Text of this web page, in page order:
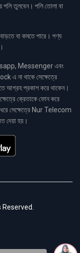
পলি তুলবেন। পলি তোলা বা
বা কমতে পারে। পণ্য
Messenger এবং
এ না থাকে সেক্ষেত্রে
আগ্রহ প্রকাশ করে থাকেন।
ক্রেতাকে ফোন করে
ধরে সেক্ষেত্রে Nur Telecom
দেয়া হয়।